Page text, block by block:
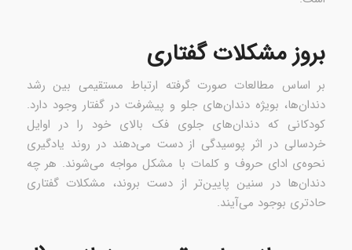
بروز مشکلات گفتاری
بر اساس مطالعات صورت گرفته ارتباط مستقیمی بین رشد
دندان‌ها، بویژه دندان‌های جلو و پیشرفت در گفتار وجود دارد.
کودکانی که دندان‌های جلوی فک بالای خود را در اوایل
خردسالی در اثر پوسیدگی از دست می‌دهند در روند یادگیری
نحوه‌ی ادای حروف و کلمات با مشکل مواجه می‌شوند. هر چه
دندان‌ها در سنین پایین‌تر از دست بروند، مشکلات گفتاری
حادتری بوجود می‌آیند.